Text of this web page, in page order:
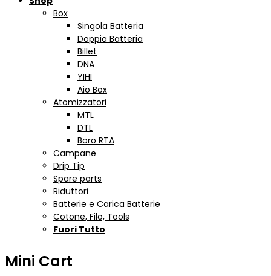
Box
Singola Batteria
Doppia Batteria
Billet
DNA
YIHI
Aio Box
Atomizzatori
MTL
DTL
Boro RTA
Campane
Drip Tip
Spare parts
Riduttori
Batterie e Carica Batterie
Cotone, Filo, Tools
Fuori Tutto
Mini Cart